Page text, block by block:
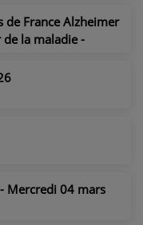
de France Alzheimer
la maladie -
Mercredi 04 mars